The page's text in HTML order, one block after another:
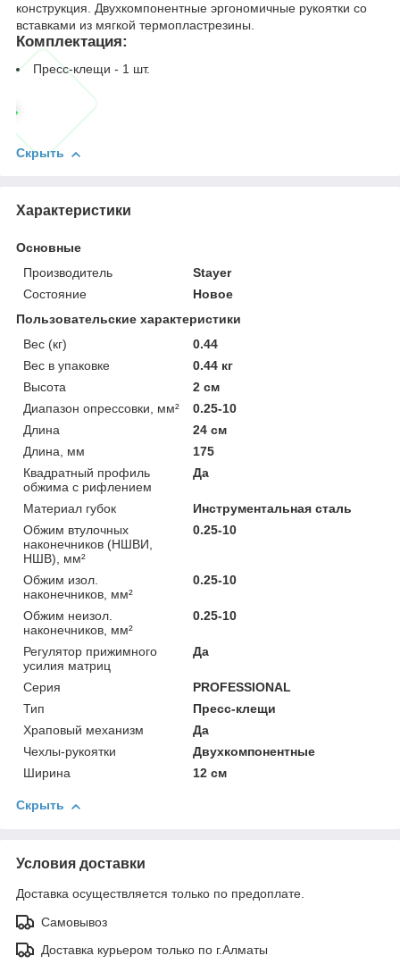
конструкция. Двухкомпонентные эргономичные рукоятки со
вставками из мягкой термопластрезины.
Комплектация:
Пресс-клещи - 1 шт.
Скрыть
Характеристики
Основные
Производитель
Stayer
Состояние
Новое
Пользовательские характеристики
Вес (кг)
0.44
Вес в упаковке
0.44 кг
Высота
2 см
Диапазон опрессовки, мм²
0.25-10
Длина
24 см
Длина, мм
175
Квадратный профиль
обжима с рифлением
Да
Материал губок
Инструментальная сталь
Обжим втулочных
наконечников (НШВИ,
НШВ), мм²
0.25-10
Обжим изол.
наконечников, мм²
0.25-10
Обжим неизол.
наконечников, мм²
0.25-10
Регулятор прижимного
усилия матриц
Да
Серия
PROFESSIONAL
Тип
Пресс-клещи
Храповый механизм
Да
Чехлы-рукоятки
Двухкомпонентные
Ширина
12 см
Скрыть
Условия доставки
Доставка осуществляется только по предоплате.
Самовывоз
Доставка курьером только по г.Алматы